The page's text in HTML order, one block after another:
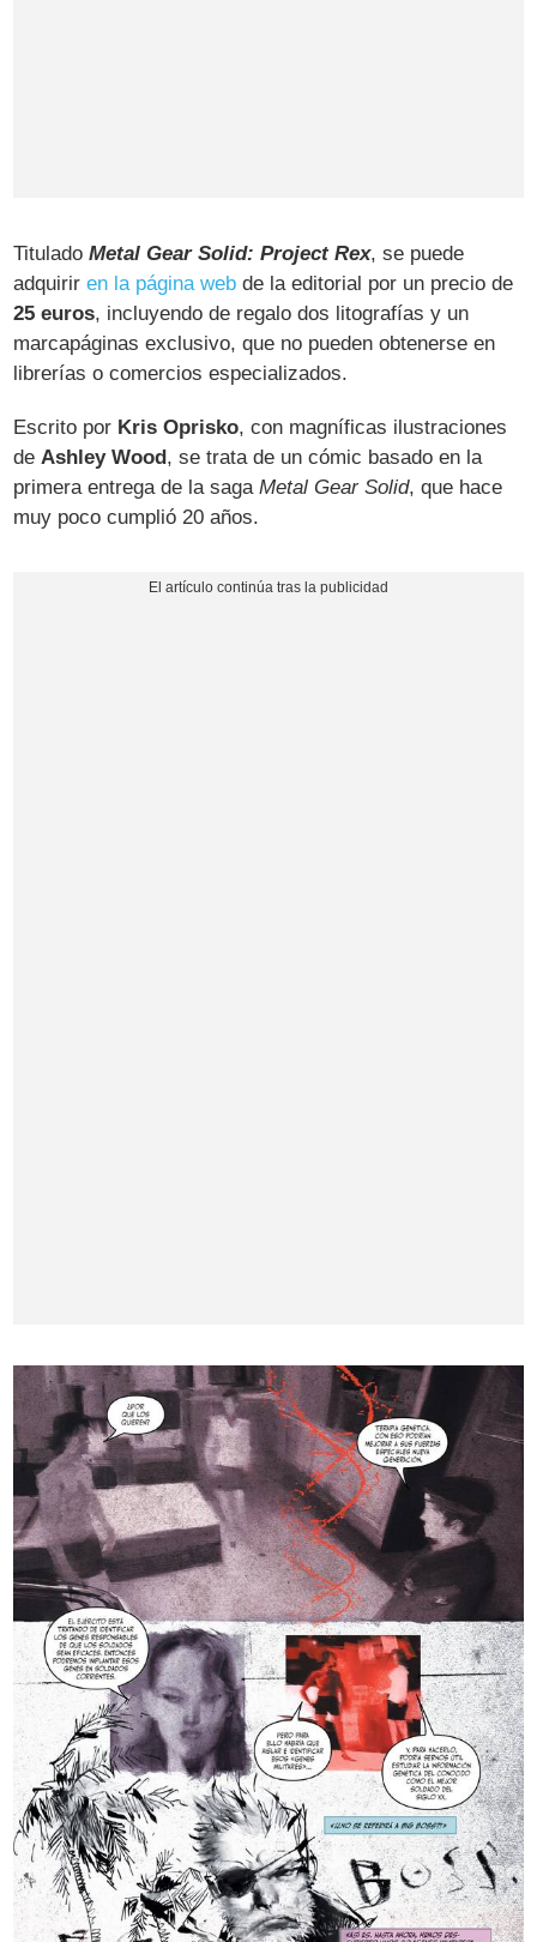
TituladoMetal Gear Solid: Project Rex, se puede
adquiriren la página web de la editorial por un precio de
25 euros, incluyendo de regalo dos litografías y un
marcapáginas exclusivo, que no pueden obtenerse en
librerías o comercios especializados.
Escrito por Kris Oprisko, con magníficas ilustraciones
de Ashley Wood, se trata de un cómic basado en la
primera entrega de la sagaMetal Gear Solid, que hace
muy poco cumplió 20 años.